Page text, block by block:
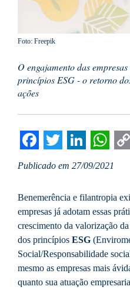
Foto: Freepik
O engajamento das
princípios ESG - o retorno
ações
Facebook
Twitter
Publicado em 27/09/2021
Benemerência e filantropia
empresas já adotam essas
crescimento da valorização
dos princípios ESG
Social/Responsabilidade
mesmo as empresas mais
quanto sua atuação